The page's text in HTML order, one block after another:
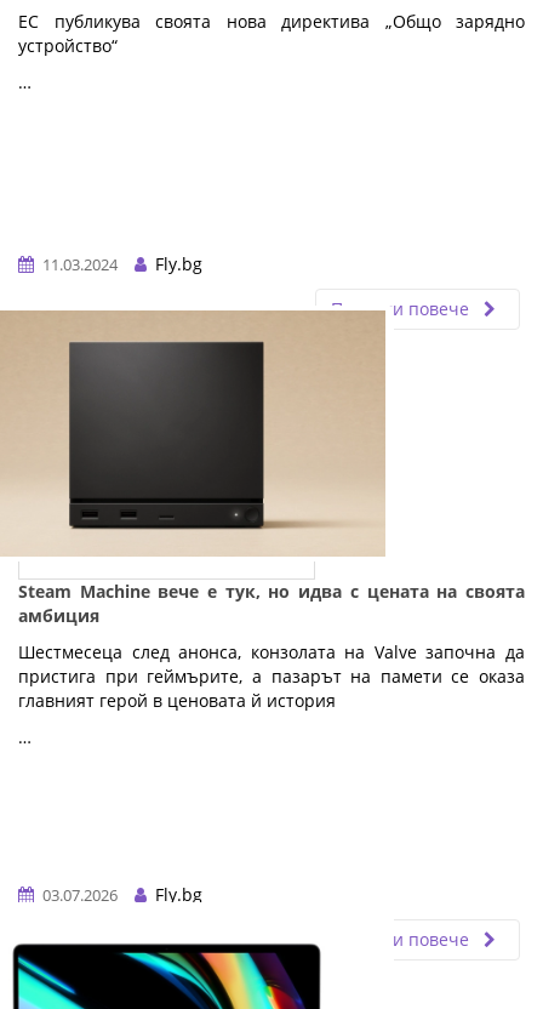
ЕС публикува своята нова директива „Общо зарядно
устройство“
…
11.03.2024
Fly.bg
Прочети повече
Steam Machine вече е тук, но идва с цената на своята
амбиция
Шестмесеца след анонса, конзолата на Valve започна да
пристига при геймърите, а пазарът на памети се оказа
главният герой в ценовата й история
…
03.07.2026
Fly.bg
Прочети повече